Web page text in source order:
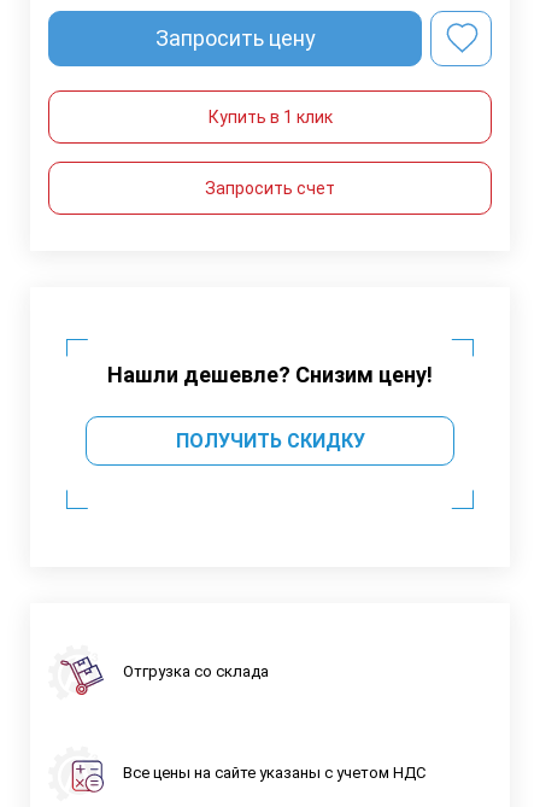
Запросить цену
Купить в 1 клик
Запросить счет
Нашли дешевле? Снизим цену!
ПОЛУЧИТЬ СКИДКУ
Отгрузка со склада
Все цены на сайте указаны с учетом НДС